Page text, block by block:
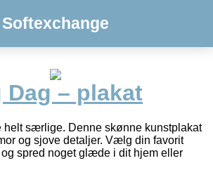
Softexchange
Dag – plakat
helt særlige. Denne skønne kunstplakat
og sjove detaljer. Vælg din favorit
spred noget glæde i dit hjem eller